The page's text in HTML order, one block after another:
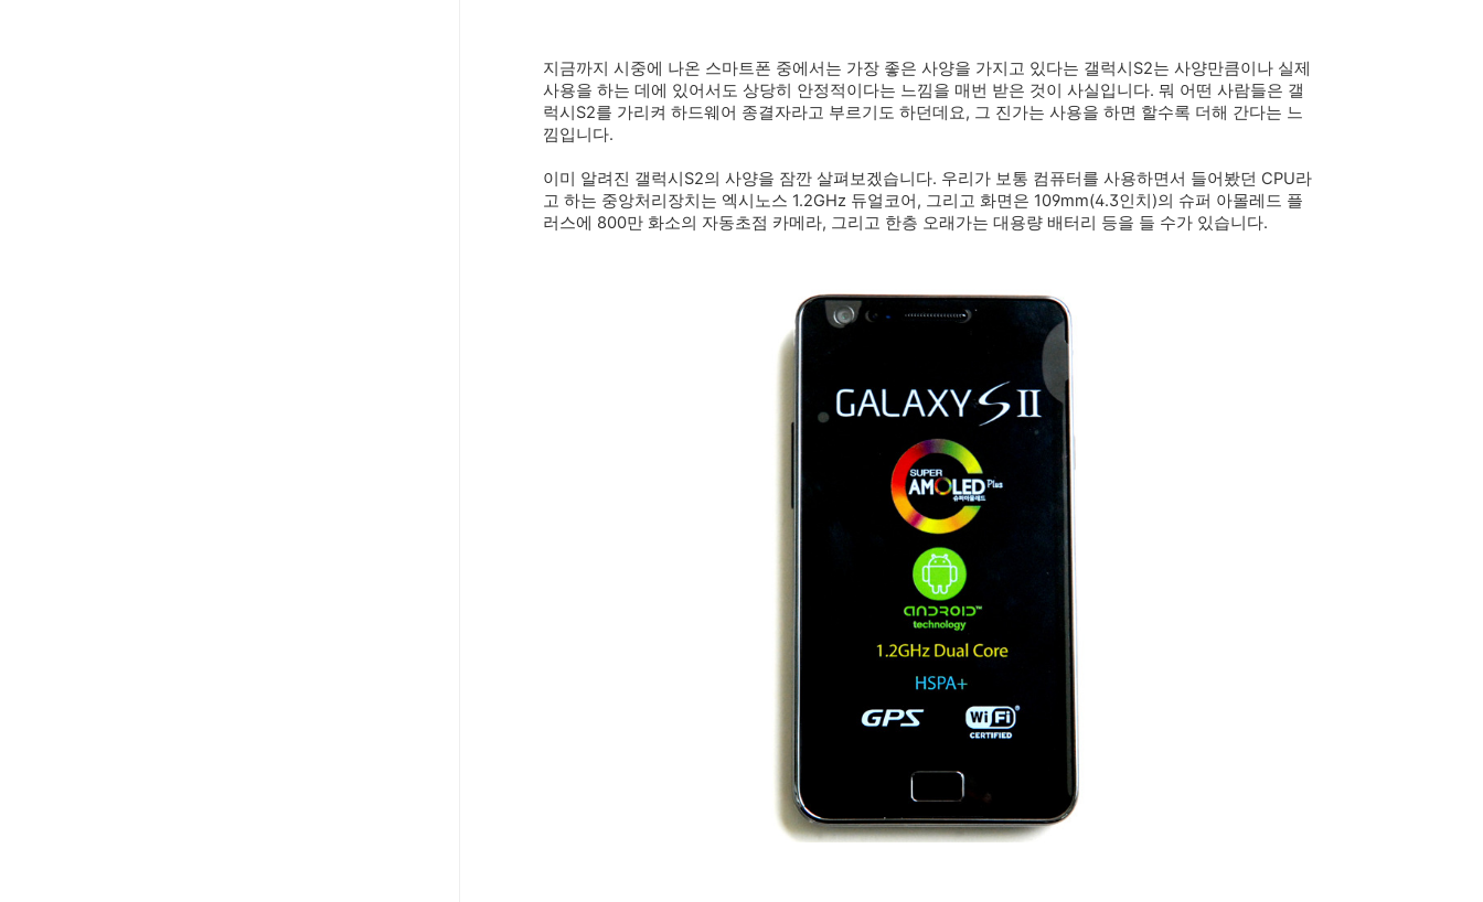
지금까지 시중에 나온 스마트폰 중에서는 가장 좋은 사양을 가지고 있다는 갤럭시S2는 사양만큼이나 실제
사용을 하는 데에 있어서도 상당히 안정적이다는 느낌을 매번 받은 것이 사실입니다. 뭐 어떤 사람들은 갤
럭시S2를 가리켜 하드웨어 종결자라고 부르기도 하던데요, 그 진가는 사용을 하면 할수록 더해 간다는 느
낌입니다.
이미 알려진 갤럭시S2의 사양을 잠깐 살펴보겠습니다. 우리가 보통 컴퓨터를 사용하면서 들어봤던 CPU라
고 하는 중앙처리장치는 엑시노스 1.2GHz 듀얼코어, 그리고 화면은 109mm(4.3인치)의 슈퍼 아몰레드 플
러스에 800만 화소의 자동초점 카메라, 그리고 한층 오래가는 대용량 배터리 등을 들 수가 있습니다.